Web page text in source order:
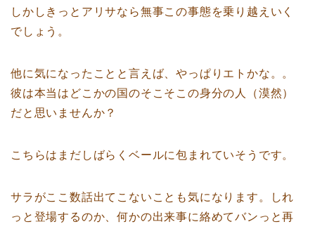
しかしきっとアリサなら無事この事態を乗り越えいく
でしょう。
他に気になったことと言えば、やっぱりエトかな。。
彼は本当はどこかの国のそこそこの身分の人（漠然）
だと思いませんか？
こちらはまだしばらくベールに包まれていそうです。
サラがここ数話出てこないことも気になります。しれ
っと登場するのか、何かの出来事に絡めてバンっと再